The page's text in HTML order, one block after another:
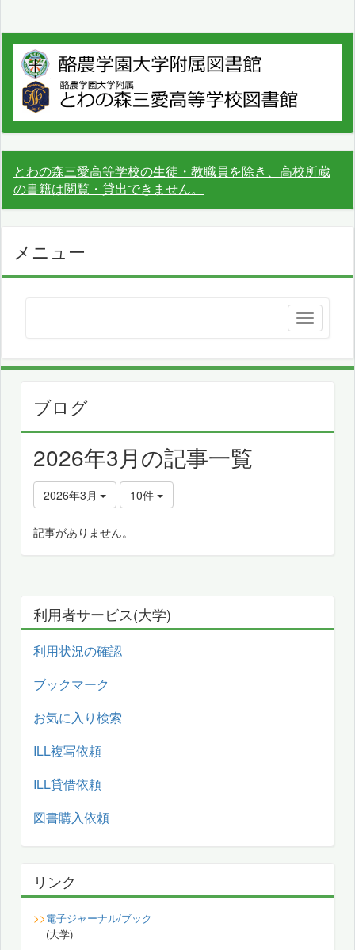
とわの森三愛高等学校の生徒・教職員を除き、高校所蔵
の書籍は閲覧・貸出できません。
メニュー
ブログ
2026年3月の記事一覧
2026年3月 10件
記事がありません。
利用者サービス(大学)
利用状況の確認
ブックマーク
お気に入り検索
ILL複写依頼
ILL貸借依頼
図書購入依頼
リンク
>>電子ジャーナル/ブック
(大学)